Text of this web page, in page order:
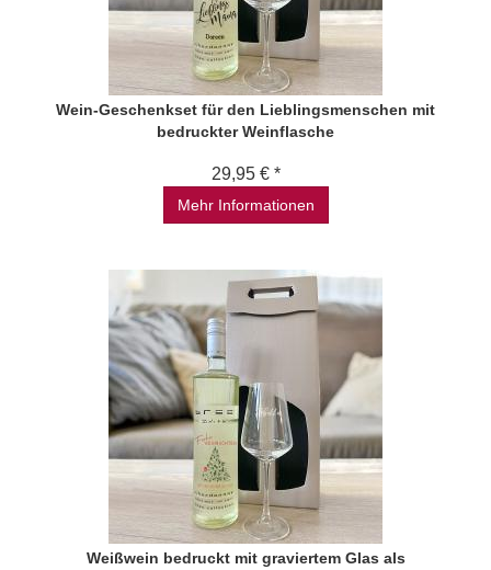
Wein-Geschenkset für den Lieblingsmenschen mit
bedruckter Weinflasche
29,95 € *
Mehr Informationen
Weißwein bedruckt mit graviertem Glas als